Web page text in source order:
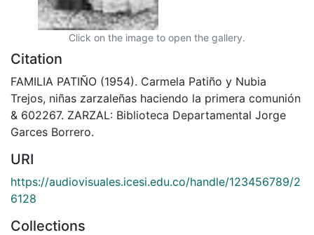
Click on the image to open the gallery.
Citation
FAMILIA PATIÑO (1954). Carmela Patiño y Nubia
Trejos, niñas zarzaleñas haciendo la primera comunión
& 602267. ZARZAL: Biblioteca Departamental Jorge
Garces Borrero.
URI
https://audiovisuales.icesi.edu.co/handle/123456789/2
6128
Collections